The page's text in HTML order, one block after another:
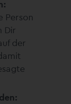
Person
Dir
der